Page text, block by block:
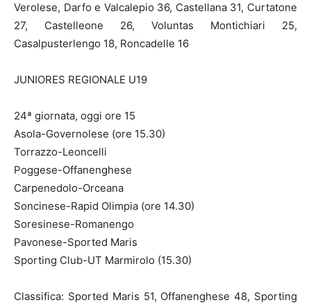
Verolese, Darfo e Valcalepio 36, Castellana 31, Curtatone
27, Castelleone 26, Voluntas Montichiari 25,
Casalpusterlengo 18, Roncadelle 16
JUNIORES REGIONALE U19
24ª giornata, oggi ore 15
Asola-Governolese (ore 15.30)
Torrazzo-Leoncelli
Poggese-Offanenghese
Carpenedolo-Orceana
Soncinese-Rapid Olimpia (ore 14.30)
Soresinese-Romanengo
Pavonese-Sported Maris
Sporting Club-UT Marmirolo (15.30)
Classifica: Sported Maris 51, Offanenghese 48, Sporting